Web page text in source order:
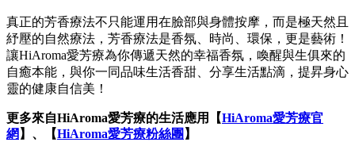
真正的芳香療法不只能運用在臉部與身體按摩，而是極天然且
紓壓的自然療法，芳香療法是香氛、時尚、環保，更是藝術！
讓HiAroma愛芳療為你傳遞天然的幸福香氛，喚醒與生俱來的
自癒本能，與你一同品味生活香甜、分享生活點滴，提昇身心
靈的健康自信美！
更多來自HiAroma愛芳療的生活應用【HiAroma愛芳療官
網 】、【HiAroma愛芳療粉絲團 】